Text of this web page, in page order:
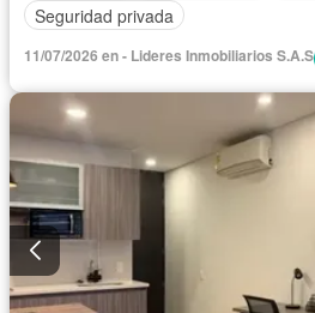
Seguridad privada
11/07/2026 en - Lideres Inmobiliarios S.A.S